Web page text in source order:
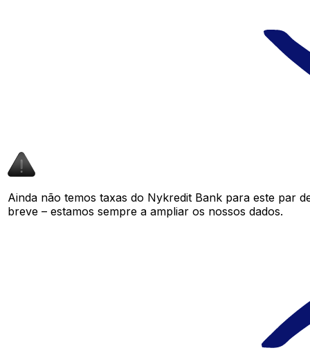
Ainda não temos taxas do Nykredit Bank para este par
breve – estamos sempre a ampliar os nossos dados.